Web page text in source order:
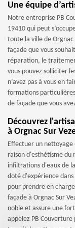
Une équipe
Notre entreprise PB
19410 qui peut
toute la ville de Orgnac
façade que vous
réparation, le
vous pouvez solliciter
n’avez pas à vous en
formations
de façade que vous
Découvrez
à Orgnac Sur
Effectuer un nettoyage
raison d'esthétisme
infiltrations d'eaux de
doté d'expérience
pour prendre en
façade à Orgnac Sur
noble et assure une
appelez PB